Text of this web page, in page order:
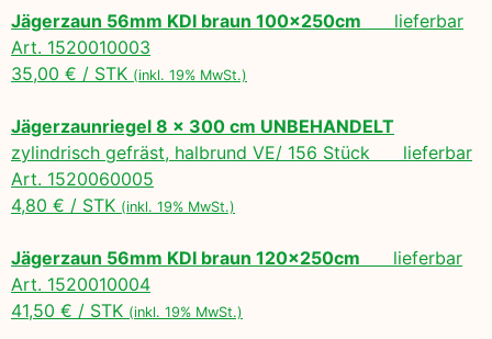
Jägerzaun 56mm KDI braun 100x250cm lieferbar
Art. 1520010003
35,00 € / STK (inkl. 19% MwSt.)
Jägerzaunriegel 8 x 300 cm UNBEHANDELT
zylindrisch gefräst, halbrund VE/ 156 Stück lieferbar
Art. 1520060005
4,80 € / STK (inkl. 19% MwSt.)
Jägerzaun 56mm KDI braun 120x250cm lieferbar
Art. 1520010004
41,50 € / STK (inkl. 19% MwSt.)